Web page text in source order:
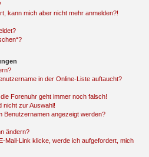
kann mich aber nicht mehr anmelden?!
in der Online-Liste auftaucht?
Forenuhr geht immer noch falsch!
nicht zur Auswahl!
Benutzernamen angezeigt werden?
ändern?
Mail-Link klicke, werde ich aufgefordert, mich